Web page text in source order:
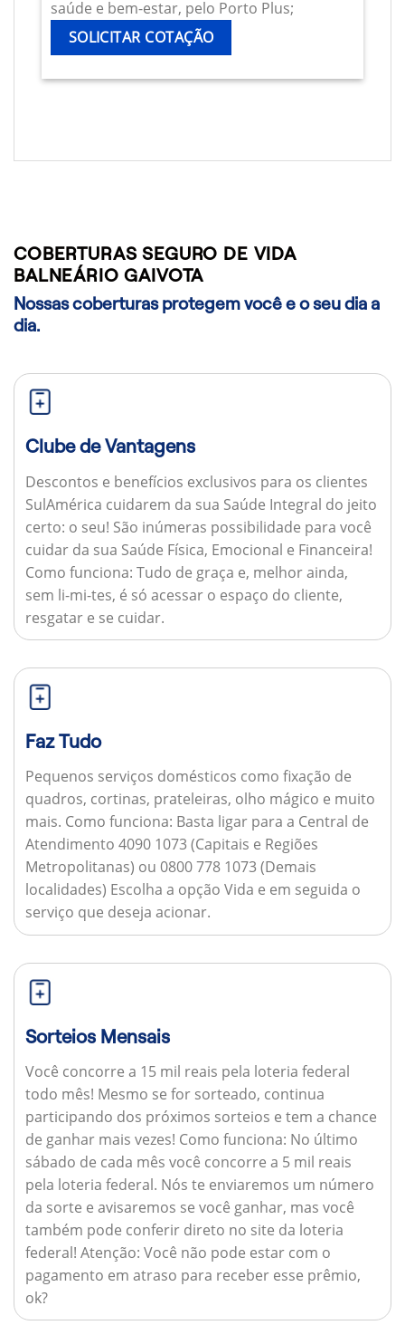
saúde e bem-estar, pelo Porto Plus;
SOLICITAR COTAÇÃO
COBERTURAS SEGURO DE VIDA
BALNEÁRIO GAIVOTA
Nossas coberturas protegem você e o seu dia a
dia.
Clube de Vantagens
Descontos e benefícios exclusivos para os clientes
SulAmérica cuidarem da sua Saúde Integral do jeito
certo: o seu! São inúmeras possibilidade para você
cuidar da sua Saúde Física, Emocional e Financeira!
Como funciona: Tudo de graça e, melhor ainda,
sem li-mi-tes, é só acessar o espaço do cliente,
resgatar e se cuidar.
Faz Tudo
Pequenos serviços domésticos como fixação de
quadros, cortinas, prateleiras, olho mágico e muito
mais. Como funciona: Basta ligar para a Central de
Atendimento 4090 1073 (Capitais e Regiões
Metropolitanas) ou 0800 778 1073 (Demais
localidades) Escolha a opção Vida e em seguida o
serviço que deseja acionar.
Sorteios Mensais
Você concorre a 15 mil reais pela loteria federal
todo mês! Mesmo se for sorteado, continua
participando dos próximos sorteios e tem a chance
de ganhar mais vezes! Como funciona: No último
sábado de cada mês você concorre a 5 mil reais
pela loteria federal. Nós te enviaremos um número
da sorte e avisaremos se você ganhar, mas você
também pode conferir direto no site da loteria
federal! Atenção: Você não pode estar com o
pagamento em atraso para receber esse prêmio,
ok?